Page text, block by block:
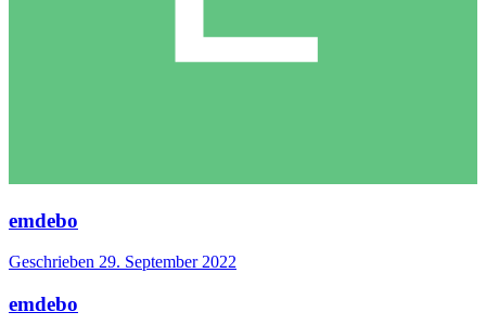
emdebo
Geschrieben 29. September 2022
emdebo